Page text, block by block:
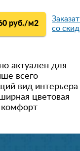
руб./м2
со
актуален для
всего
вид интерьера
цветовая
комфорт